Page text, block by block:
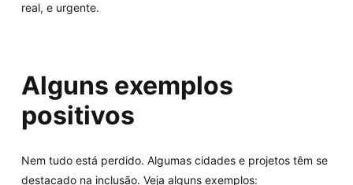
real, e urgente.
Alguns exemplos
positivos
Nem tudo está perdido. Algumas cidades e projetos têm se
destacado na inclusão. Veja alguns exemplos: